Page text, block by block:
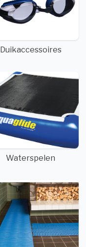
Duikaccessoires
Waterspelen